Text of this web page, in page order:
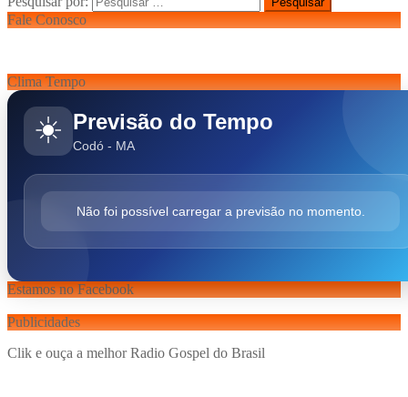
Fale Conosco
Clima Tempo
☀️ Previsão do Tempo
Codó - MA
Não foi possível carregar a previsão no momento.
Estamos no Facebook
Publicidades
Clik e ouça a melhor Radio Gospel do Brasil